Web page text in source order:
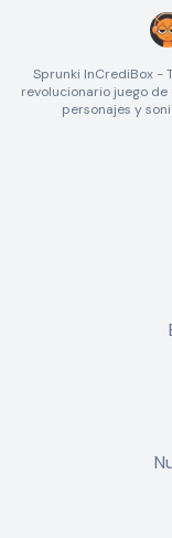
Sprunki InCrediBox -
revolucionario juego de
personajes y